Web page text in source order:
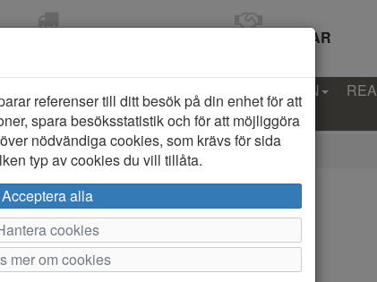
ÖPPET KÖP I 14 DAGAR
PROVKOLLEKTION REA
Name it Venrika
Varumärke: Name it
Artikelnummer: 2224897
referenser till ditt besök på din enhet för att
spara besöksstatistik och för att möjliggöra
nödvändiga cookies, som krävs för sida
typ av cookies du vill tillåta.
Acceptera alla
cookies
mer om cookies